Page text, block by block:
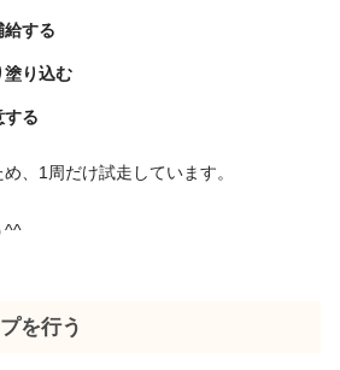
する
塗り込む
する
、1周だけ試走しています。
^^
を行う